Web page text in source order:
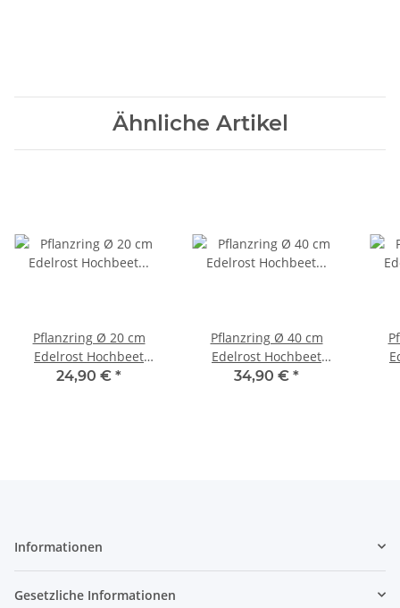
Ähnliche Artikel
Pflanzring Ø 20 cm
Edelrost Hochbeet
Pflanzkübel Baumring
24,90 € *
Pflanzring Ø 40 cm
Edelrost Hochbeet
Pflanzkübel Baumring
34,90 € *
Informationen
Gesetzliche Informationen